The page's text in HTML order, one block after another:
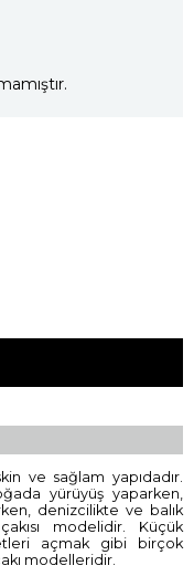
ve sağlam yapıdadır.
yürüyüş yaparken,
denizcilikte ve balık
modelidir. Küçük
açmak gibi birçok
modelleridir.